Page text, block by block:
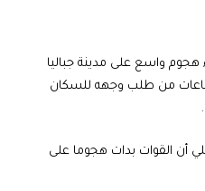
هجوم واسع على مدينة جباليا
من طلب وجهه للسكان
أن القوات بدات هجوما على